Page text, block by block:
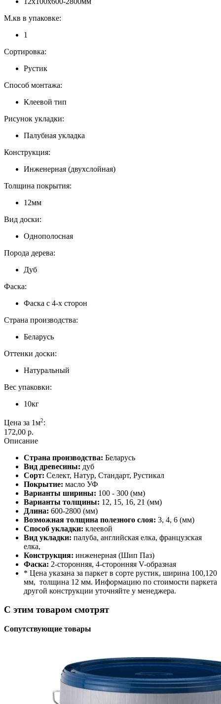
М.кв в упаковке:
1
Сортировка:
Рустик
Способ монтажа:
Клеевой тип
Рисунок укладки:
Палубная укладка
Конструкция:
Инженерная (двухслойная)
Толщина покрытия:
12мм
Вид доски:
Однополосная
Порода дерева:
Дуб
Фаска:
Фаска с 4-х сторон
Страна производства:
Беларусь
Оттенки доски:
Натуральный
Вес упаковки:
10кг
Цена за 1м2:
172,00 p.
Описание
Страна производства: Беларусь
Вид древесины: дуб
Сорт: Cелект, Натур, Стандарт, Рустикал
Покрытие: масло УФ
Варианты ширины: 100 - 300 (мм)
Варианты толщины: 12, 15, 16, 21 (мм)
Длина: 600-2800 (мм)
Возможная толщина полезного слоя: 3, 4, 6 (мм)
Способ укладки: клеевой
Вид укладки: палуба, английская елка, французская
елка,
Конструкция: инженерная (Шип Паз)
Фаска: 2-сторонняя, 4-сторонняя V-образная
* Цена указана за паркет в сорте рустик, ширина 100,120
мм, толщина 12 мм. Информацию по стоимости паркета
другой конструкции уточняйте у менеджера.
С этим товаром смотрят
Сопутствующие товары